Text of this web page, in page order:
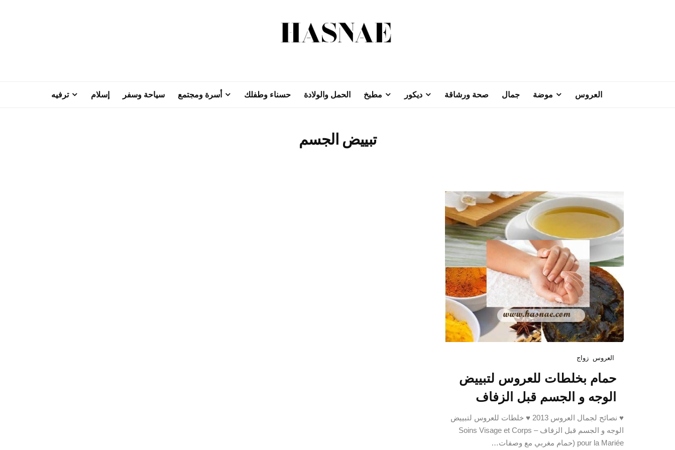
العروس موضة جمال صحة ورشاقة ديكور مطبخ الحمل والولادة حسناء وطفلك أسرة ومجتمع سياحة وسفر إسلام ترفيه
تبييض الجسم
العروس زواج
حمام بخلطات للعروس لتبييض
الوجه و الجسم قبل الزفاف
♥ نصائح لجمال العروس 2013 ♥ خلطات للعروس لتبييض
الوجه و الجسم قبل الزفاف – Soins Visage et Corps
pour la Mariée (حمام مغربي مع وصفات…